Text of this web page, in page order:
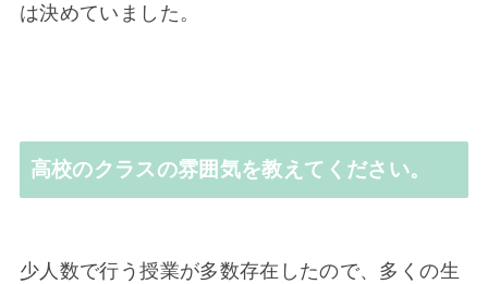
は決めていました。
高校のクラスの雰囲気を教えてください。
少人数で行う授業が多数存在したので、多くの生